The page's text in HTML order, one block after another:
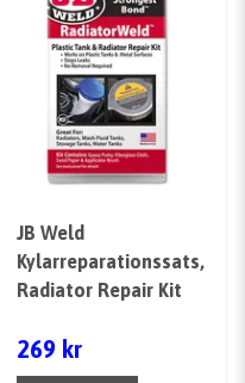
JB Weld
Kylarreparationssats,
Radiator Repair Kit
269 kr